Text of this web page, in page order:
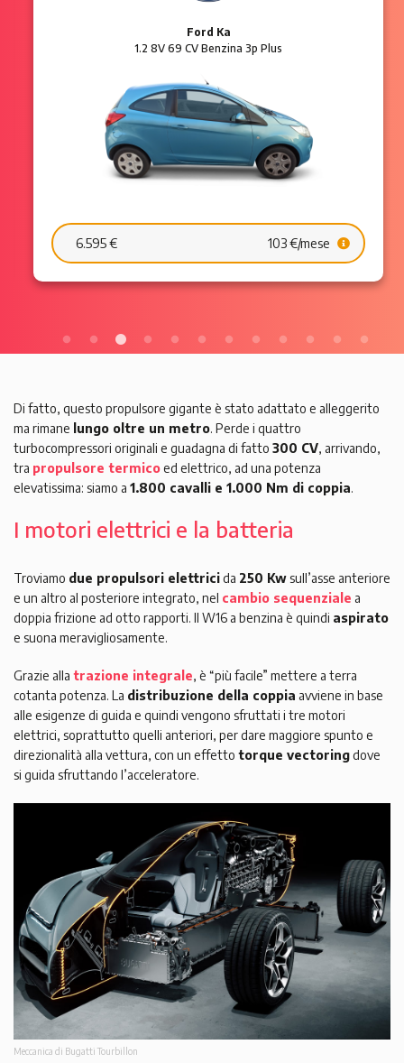
Ford Ka
1.2 8V 69 CV Benzina 3p Plus
6.595 € 103 €/mese
Di fatto, questo propulsore gigante è stato adattato e alleggerito
ma rimane lungo oltre un metro. Perde i quattro
turbocompressori originali e guadagna di fatto 300 CV, arrivando,
tra propulsore termicoed elettrico, ad una potenza
elevatissima: siamo a 1.800 cavalli e 1.000 Nm di coppia.
I motori elettrici e la batteria
Troviamo due propulsori elettricida 250 Kwsull’asse anteriore
e un altro al posteriore integrato, nel cambio sequenziale a
doppia frizione ad otto rapporti. Il W16 a benzina è quindi aspirato
e suona meravigliosamente.
Grazie alla trazione integrale, è “più facile” mettere a terra
cotanta potenza. La distribuzione della coppia avviene in base
alle esigenze di guida e quindi vengono sfruttati i tre motori
elettrici, soprattutto quelli anteriori, per dare maggiore spunto e
direzionalità alla vettura, con un effetto torque vectoringdove
si guida sfruttando l’acceleratore.
Meccanica di Bugatti Tourbillon